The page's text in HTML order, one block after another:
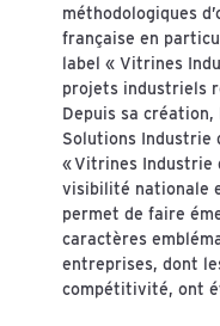
méthodologiques
française en
label « Vitrines
projets industriels
Depuis sa création,
Solutions Industrie
« Vitrines Industrie
visibilité nationale
permet de faire
caractères
entreprises, dont
compétitivité, ont